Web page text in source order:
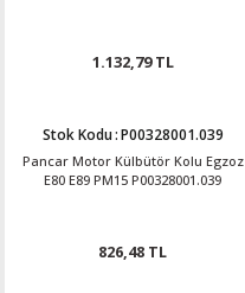
1.132,79 TL
Stok Kodu:P00328001.039
Pancar Motor Külbütör Kolu Egzoz
E80 E89 PM15 P00328001.039
826,48 TL